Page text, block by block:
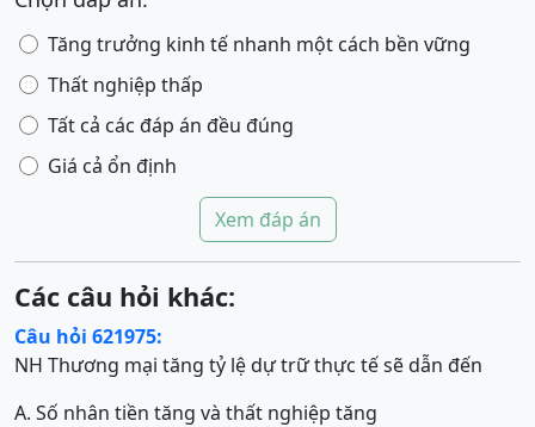
Tăng trưởng kinh tế nhanh một cách bền vững
Thất nghiệp thấp
Tất cả các đáp án đều đúng
Giá cả ổn định
Xem đáp án
Các câu hỏi khác:
Câu hỏi 621975:
NH Thương mại tăng tỷ lệ dự trữ thực tế sẽ dẫn đến
A. Số nhân tiền tăng và thất nghiệp tăng